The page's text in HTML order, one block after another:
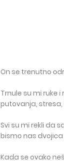
On se trenutno
Trnule su mi ruke
putovanja, stresa,
Svi su mi rekli da
bismo nas
Kada se ovako